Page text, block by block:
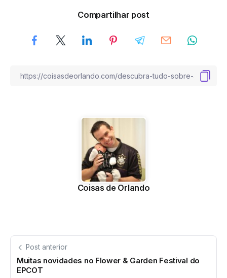
Compartilhar post
Coisas de Orlando
Post anterior
Muitas novidades no Flower & Garden Festival do
EPCOT